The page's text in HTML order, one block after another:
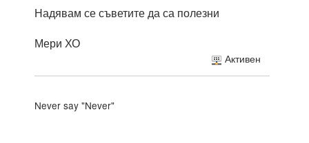
Надявам се съветите да са полезни
Мери ХО
Активен
Never say "Never"